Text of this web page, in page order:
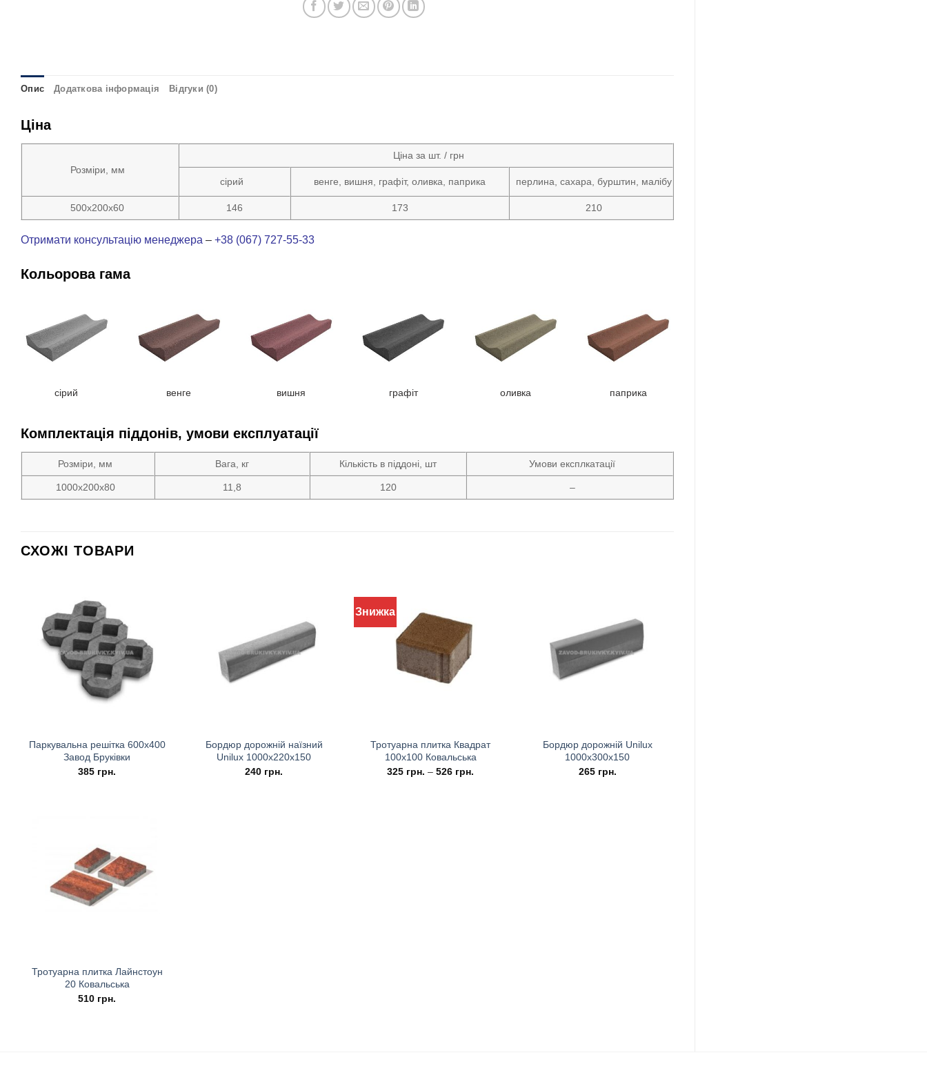
Опис Додаткова інформація Відгуки (0)
Ціна
Розміри, мм
Ціна за шт. / грн
сірий венге, вишня, графіт, оливка, паприка перлина, сахара, бурштин, малібу
500х200х60 146 173 210
Отримати консультацію менеджера – +38 (067) 727-55-33
Кольорова гама
сірий венге вишня графіт оливка паприка
Комплектація піддонів, умови експлуатації
Розміри, мм Вага, кг Кількість в піддоні, шт Умови експлкатації
1000х200х80 11,8 120 –
СХОЖІ ТОВАРИ
Паркувальна решітка 600х400
Завод Бруківки
385 грн.
Бордюр дорожній наїзний
Unilux 1000х220х150
240 грн.
Знижка
Тротуарна плитка Квадрат
100х100 Ковальська
325 грн. –526 грн.
Бордюр дорожній Unilux
1000х300х150
265 грн.
Тротуарна плитка Лайнстоун
20 Ковальська
510 грн.